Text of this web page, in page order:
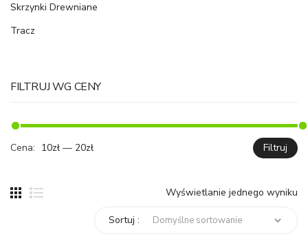
Skrzynki Drewniane
Tracz
FILTRUJ WG CENY
Filtruj
Cena: 10zł — 20zł
Wyświetlanie jednego wyniku
Sortuj :